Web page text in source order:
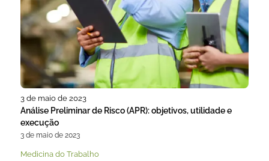
3 de maio de 2023
Análise Preliminar de Risco (APR): objetivos, utilidade e
execução
3 de maio de 2023
Medicina do Trabalho